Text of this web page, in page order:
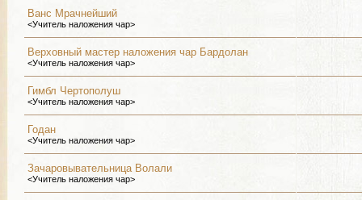
Ванс Мрачнейший
<Учитель наложения чар>
Верховный мастер наложения чар Бардолан
<Учитель наложения чар>
Гимбл Чертополуш
<Учитель наложения чар>
Годан
<Учитель наложения чар>
Зачаровывательница Волали
<Учитель наложения чар>